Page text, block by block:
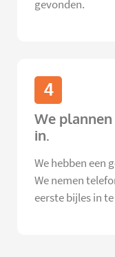
gevonden.
4
We
in.
We hebben een
We nemen
eerste bijles in